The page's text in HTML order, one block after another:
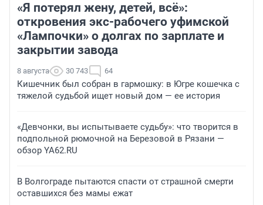
«Я потерял жену, детей, всё»:
откровения экс-рабочего уфимской
«Лампочки» о долгах по зарплате и
закрытии завода
8 августа 30 743 64
Кишечник был собран в гармошку: в Югре кошечка с
тяжелой судьбой ищет новый дом — ее история
«Девчонки, вы испытываете судьбу»: что творится в
подпольной рюмочной на Березовой в Рязани —
обзор YA62.RU
В Волгограде пытаются спасти от страшной смерти
оставшихся без мамы ежат